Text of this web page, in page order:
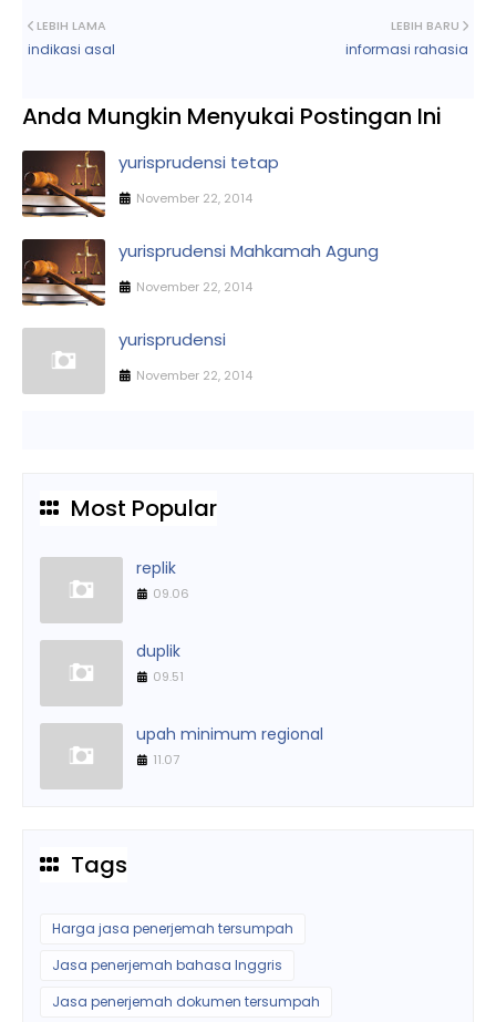
LEBIH BARU
informasi rahasia
LEBIH LAMA
indikasi asal
Anda Mungkin Menyukai Postingan Ini
yurisprudensi tetap
November 22, 2014
yurisprudensi Mahkamah Agung
November 22, 2014
yurisprudensi
November 22, 2014
Most Popular
replik
09.06
duplik
09.51
upah minimum regional
11.07
Tags
Harga jasa penerjemah tersumpah
Jasa penerjemah bahasa Inggris
Jasa penerjemah dokumen tersumpah